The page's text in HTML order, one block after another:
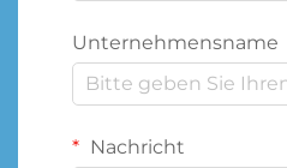
Unternehmensname
Nachricht